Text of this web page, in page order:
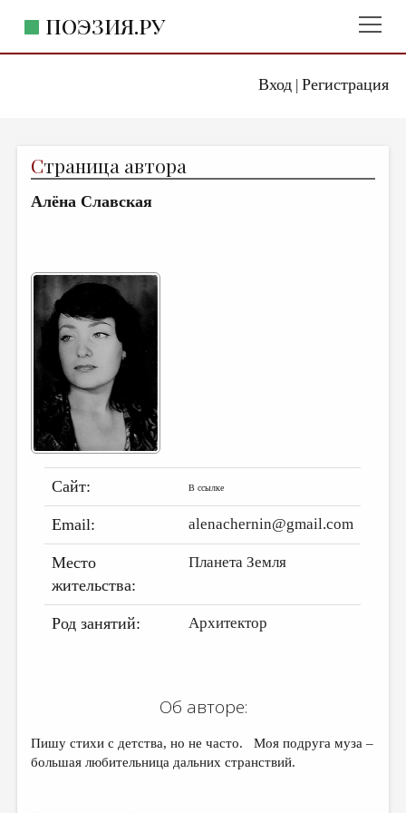
Вход| Регистрация
ПОЭЗИЯ.РУ
ЖАНРЫ
АВТОРЫ
ЛИТСАЛОН
НОВОСТИ
ПРАВИЛА САЙТА
ОТДЕЛЫ И РУБРИКИ
ИЗБРАННОЕ
ДАЙДЖЕСТ
ПРОИЗВЕДЕНИЯ
ПЕРЕВОДЫ
КОНКУРСЫ
ДЕТСКАЯ КОМНАТА
КНИЖНАЯ ПОЛКА
ОБЗОР ЛИТЕРАТУРЫ
РЕДКОЛЛЕГИЯ
Страница автора
Алёна Славская
Сайт: В ссылке
Email: alenachernin@gmail.com
Место
жительства:
Планета Земля
Род занятий: Архитектор
Об авторе:
Пишу стихи с детства, но не часто. Моя подруга муза –
большая любительница дальних странствий.